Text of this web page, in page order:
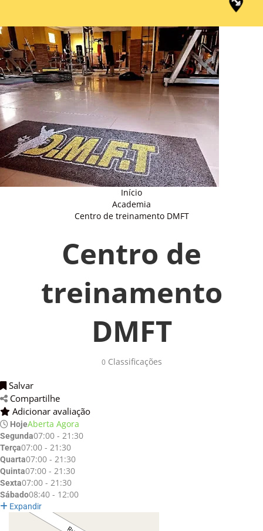
Início
Academia
Centro de treinamento DMFT
Centro de
treinamento
DMFT
0Classificações
Salvar
Compartilhe
Adicionar avaliação
HojeAberta Agora
Segunda07:00 - 21:30
Terça07:00 - 21:30
Quarta07:00 - 21:30
Quinta07:00 - 21:30
Sexta07:00 - 21:30
Sábado08:40 - 12:00
Expandir